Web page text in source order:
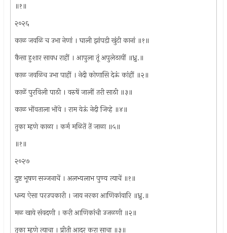
॥१॥
२०२६
काळ जवळि च उभा नेणां । घाली झांपडी खुंटी कानां ॥१॥
कैसा हुशार सावध राहीं । आपुला तूं अपुलेठायीं ॥ध्रु.॥
काळ जवळिच उभा पाहीं । नेदी कोणासि देऊं कांहीं ॥२॥
काळें पुरविली पाठी । वरुषें जालीं तरी साठी ॥३॥
काळ भोंवताला भोंवे । राम येऊं नेदी जिव्हे ॥४॥
तुका म्हणे काळा । कर्म मळितें तें जाळा ॥५॥
॥१॥
२०२७
दुष्ट भूषण सज्जनाचें । अलभ्यलाभ पुण्य त्याचें ॥१॥
धन्य ऐसा परउपकारी । जाय नरका आणिकांवारि ॥ध्रु.॥
मळ खाये संवदणी । करी आणिकांची उजळणी ॥२॥
तुका म्हणे त्याचा । प्रीती आदर करा साचा ॥३॥